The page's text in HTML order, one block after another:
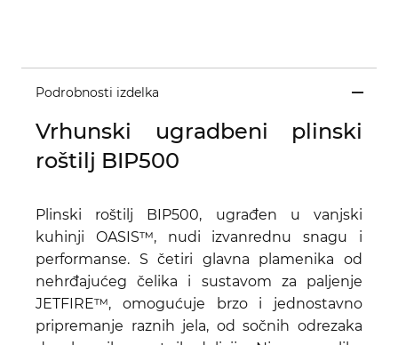
Podrobnosti izdelka
Vrhunski ugradbeni plinski
roštilj BIP500
Plinski roštilj BIP500, ugrađen u vanjski
kuhinji OASIS™, nudi izvanrednu snagu i
performanse. S četiri glavna plamenika od
nehrđajućeg čelika i sustavom za paljenje
JETFIRE™, omogućuje brzo i jednostavno
pripremanje raznih jela, od sočnih odrezaka